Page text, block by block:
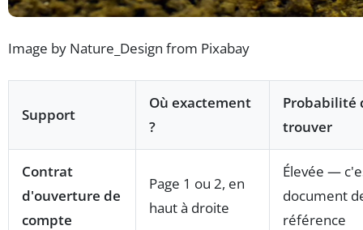
Image by Nature_Design from Pixabay
Support
Où exactement
?
Probabilité
trouver
Contrat
d'ouverture de
compte
Page 1 ou 2, en
haut à droite
Élevée —
document
référence